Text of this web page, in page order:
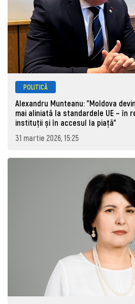
POLITICĂ
Alexandru Munteanu: "Moldova
mai aliniată la standardele UE – în
instituții și în accesul la piață"
31 martie 2026, 15:25